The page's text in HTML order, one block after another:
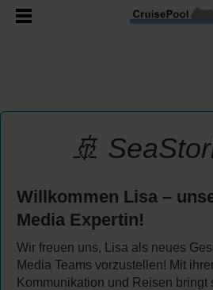
🚢
Willkommen Lisa –
Media Expertin!
Wir freuen uns, Lisa als neues
Media Teams vorzustellen! Mit
Kommunikation und Reisen bringt